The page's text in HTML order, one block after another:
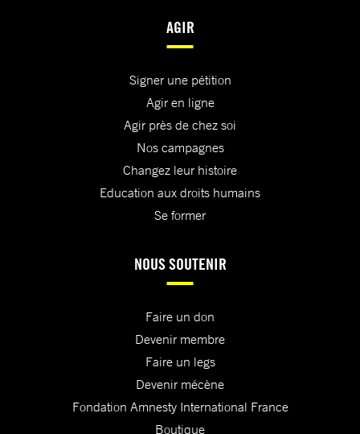
AGIR
Signer une pétition
Agir en ligne
Agir près de chez soi
Nos campagnes
Changez leur histoire
Education aux droits humains
Se former
NOUS SOUTENIR
Faire un don
Devenir membre
Faire un legs
Devenir mécène
Fondation Amnesty International France
Boutique